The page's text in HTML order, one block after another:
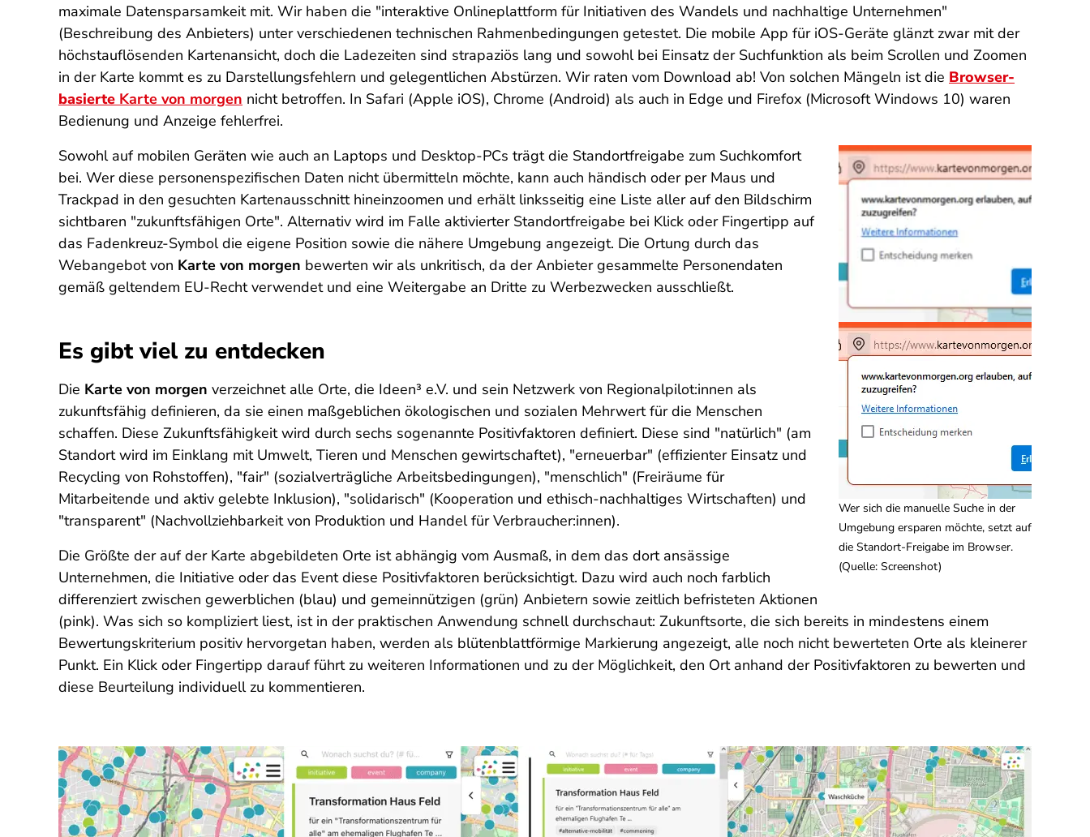
maximale Datensparsamkeit mit. Wir haben die "interaktive Onlineplattform für Initiativen des Wandels und nachhaltige Unternehmen"
(Beschreibung des Anbieters) unter verschiedenen technischen Rahmenbedingungen getestet. Die mobile App für iOS-Geräte glänzt zwar mit der
höchstauflösenden Kartenansicht, doch die Ladezeiten sind strapaziös lang und sowohl bei Einsatz der Suchfunktion als beim Scrollen und Zoomen
in der Karte kommt es zu Darstellungsfehlern und gelegentlichen Abstürzen. Wir raten vom Download ab! Von solchen Mängeln ist die Browser-
basierte Karte von morgen nicht betroffen. In Safari (Apple iOS), Chrome (Android) als auch in Edge und Firefox (Microsoft Windows 10) waren
Bedienung und Anzeige fehlerfrei.
Wer sich die manuelle Suche in der
Umgebung ersparen möchte, setzt auf
die Standort-Freigabe im Browser.
(Quelle: Screenshot)
Sowohl auf mobilen Geräten wie auch an Laptops und Desktop-PCs trägt die Standortfreigabe zum Suchkomfort
bei. Wer diese personenspezifischen Daten nicht übermitteln möchte, kann auch händisch oder per Maus und
Trackpad in den gesuchten Kartenausschnitt hineinzoomen und erhält linksseitig eine Liste aller auf den Bildschirm
sichtbaren "zukunftsfähigen Orte". Alternativ wird im Falle aktivierter Standortfreigabe bei Klick oder Fingertipp auf
das Fadenkreuz-Symbol die eigene Position sowie die nähere Umgebung angezeigt. Die Ortung durch das
Webangebot von Karte von morgen bewerten wir als unkritisch, da der Anbieter gesammelte Personendaten
gemäß geltendem EU-Recht verwendet und eine Weitergabe an Dritte zu Werbezwecken ausschließt.
Es gibt viel zu entdecken
Die Karte von morgen verzeichnet alle Orte, die Ideen³ e.V. und sein Netzwerk von Regionalpilot:innen als
zukunftsfähig definieren, da sie einen maßgeblichen ökologischen und sozialen Mehrwert für die Menschen
schaffen. Diese Zukunftsfähigkeit wird durch sechs sogenannte Positivfaktoren definiert. Diese sind "natürlich" (am
Standort wird im Einklang mit Umwelt, Tieren und Menschen gewirtschaftet), "erneuerbar" (effizienter Einsatz und
Recycling von Rohstoffen), "fair" (sozialverträgliche Arbeitsbedingungen), "menschlich" (Freiräume für
Mitarbeitende und aktiv gelebte Inklusion), "solidarisch" (Kooperation und ethisch-nachhaltiges Wirtschaften) und
"transparent" (Nachvollziehbarkeit von Produktion und Handel für Verbraucher:innen).
Die Größte der auf der Karte abgebildeten Orte ist abhängig vom Ausmaß, in dem das dort ansässige
Unternehmen, die Initiative oder das Event diese Positivfaktoren berücksichtigt. Dazu wird auch noch farblich
differenziert zwischen gewerblichen (blau) und gemeinnützigen (grün) Anbietern sowie zeitlich befristeten Aktionen
(pink). Was sich so kompliziert liest, ist in der praktischen Anwendung schnell durchschaut: Zukunftsorte, die sich bereits in mindestens einem
Bewertungskriterium positiv hervorgetan haben, werden als blütenblattförmige Markierung angezeigt, alle noch nicht bewerteten Orte als kleinerer
Punkt. Ein Klick oder Fingertipp darauf führt zu weiteren Informationen und zu der Möglichkeit, den Ort anhand der Positivfaktoren zu bewerten und
diese Beurteilung individuell zu kommentieren.